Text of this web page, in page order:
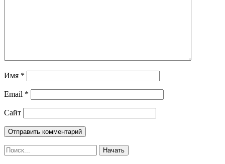
Имя *
Email *
Сайт